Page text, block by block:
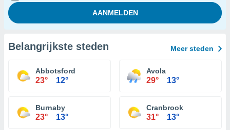
Belangrijkste steden Meer steden
Abbotsford
23° 12°
Avola
29° 13°
Burnaby
23° 13°
Cranbrook
31° 13°